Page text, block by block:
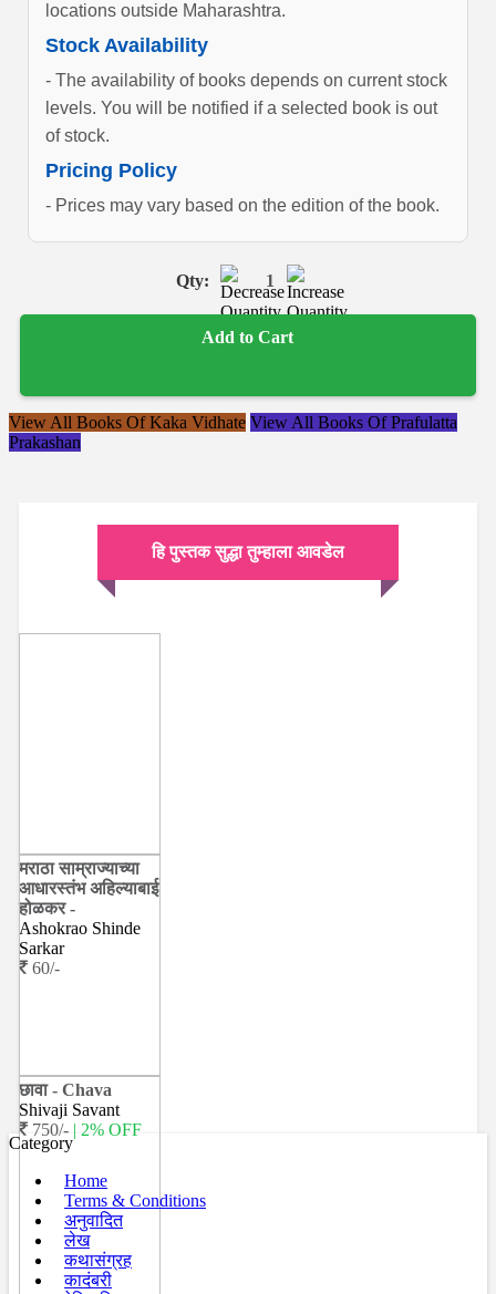
locations outside Maharashtra.
Stock Availability
- The availability of books depends on current stock
levels. You will be notified if a selected book is out
of stock.
Pricing Policy
- Prices may vary based on the edition of the book.
Qty: 1
Add to Cart
View All Books Of Kaka Vidhate View All Books Of Prafulatta
Prakashan
हि पुस्तक सुद्धा तुम्हाला आवडेल
मराठा साम्राज्याच्या
आधारस्तंभ अहिल्याबाई
होळकर -
Ashokrao Shinde
Sarkar
60/-
छावा - Chava
Shivaji Savant
750/- | 2% OFF
Category
Home
Terms & Conditions
अनुवादित
लेख
कथासंग्रह
कादंबरी